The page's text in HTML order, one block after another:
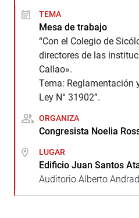
TEMA
Mesa de trabajo
“Con el Colegio de
directores de las
Callao».
Tema: Reglamentación
Ley N° 31902”.
ORGANIZA
Congresista Noelia
LUGAR
Edificio Juan Santos
Auditorio Alberto